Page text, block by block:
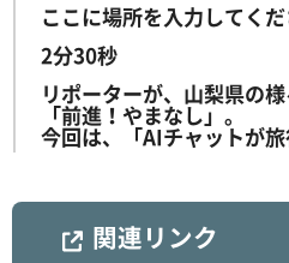
ここに場所を入力してくだ
2分30秒
リポーターが、山梨県の
「前進！やまなし」。
今回は、「AIチャットが旅
関連リンク